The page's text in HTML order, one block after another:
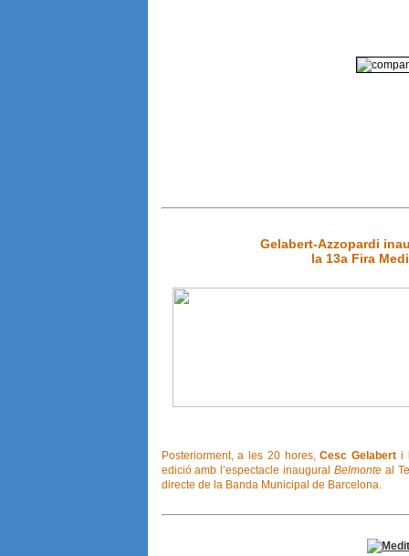
Gelabert-Azzopardi
la 13a Fira
Posteriorment, a les 20 hores,Cesc Gelabert i
edició amb l’espectacle inaugural Belmonte al
directe de la Banda Municipal de Barcelona.